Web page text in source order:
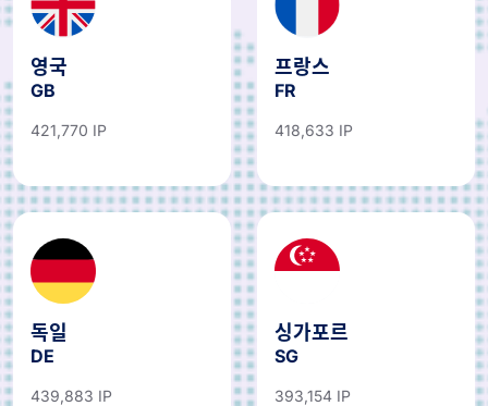
영국
GB
421,770 IP
프랑스
FR
418,633 IP
독일
DE
439,883 IP
싱가포르
SG
393,154 IP